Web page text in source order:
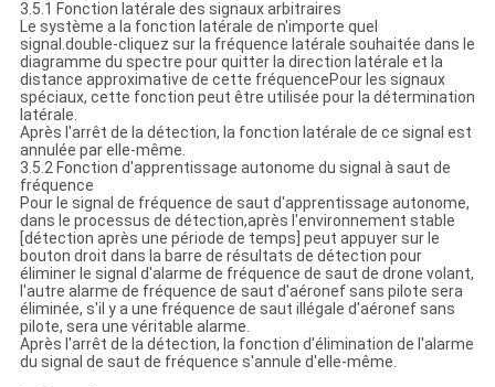
3.5.1 Fonction latérale des signaux arbitraires
Le système a la fonction latérale de n'importe quel
signal.double-cliquez sur la fréquence latérale souhaitée dans le
diagramme du spectre pour quitter la direction latérale et la
distance approximative de cette fréquencePour les signaux
spéciaux, cette fonction peut être utilisée pour la détermination
latérale.
Après l'arrêt de la détection, la fonction latérale de ce signal est
annulée par elle-même.
3.5.2 Fonction d'apprentissage autonome du signal à saut de
fréquence
Pour le signal de fréquence de saut d'apprentissage autonome,
dans le processus de détection,après l'environnement stable
[détection après une période de temps] peut appuyer sur le
bouton droit dans la barre de résultats de détection pour
éliminer le signal d'alarme de fréquence de saut de drone volant,
l'autre alarme de fréquence de saut d'aéronef sans pilote sera
éliminée, s'il y a une fréquence de saut illégale d'aéronef sans
pilote, sera une véritable alarme.
Après l'arrêt de la détection, la fonction d'élimination de l'alarme
du signal de saut de fréquence s'annule d'elle-même.